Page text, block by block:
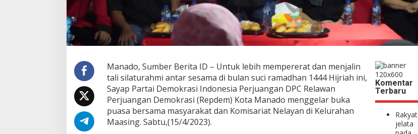
d
o
G
l
a
r
B
u
k
a
P
Manado, Sumber Berita ID – Untuk lebih mempererat dan menjalin
tali silaturahmi antar sesama di bulan suci ramadhan 1444 Hijriah ini,
Sayap Partai Demokrasi Indonesia Perjuangan DPC Relawan
Perjuangan Demokrasi (Repdem) Kota Manado menggelar buka
puasa bersama masyarakat dan Komisariat Nelayan di Kelurahan
Maasing. Sabtu,(15/4/2023).
Komentar
Terbaru
Rakyat
jelata